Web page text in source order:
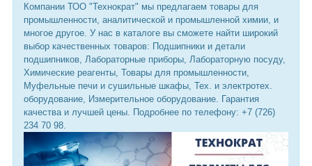
Компании ТОО "Технократ" мы предлагаем товары для
промышленности, аналитической и промышленной химии, и
многое другое. У нас в каталоге вы сможете найти широкий
выбор качественных товаров: Подшипники и детали
подшипников, Лабораторные приборы, Лабораторную посуду,
Химические реагенты, Товары для промышленности,
Муфельные печи и сушильные шкафы, Тех. и электротех.
оборудование, Измерительное оборудование. Гарантия
качества и лучшей цены. Подробнее по телефону: +7 (726)
234 70 98.